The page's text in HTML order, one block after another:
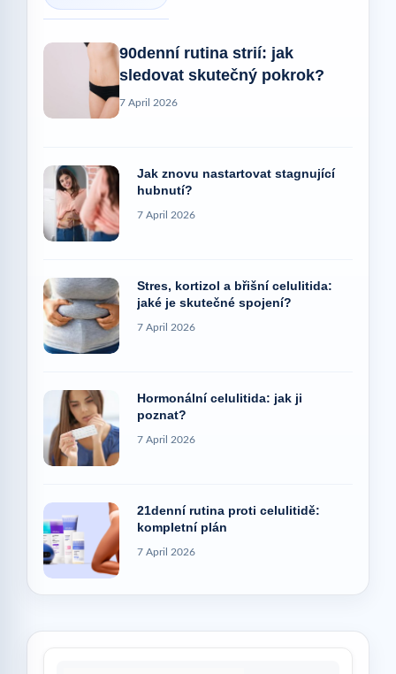
90denní rutina strií: jak
sledovat skutečný pokrok?
7 April 2026
Jak znovu nastartovat stagnující
hubnutí?
7 April 2026
Stres, kortizol a břišní celulitida:
jaké je skutečné spojení?
7 April 2026
Hormonální celulitida: jak ji
poznat?
7 April 2026
21denní rutina proti celulitidě:
kompletní plán
7 April 2026